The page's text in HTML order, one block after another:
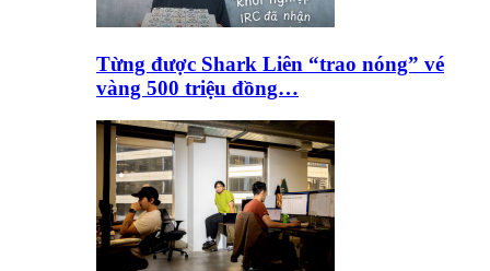
Từng được Shark Liên “trao nóng” vé
vàng 500 triệu đồng…